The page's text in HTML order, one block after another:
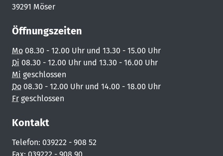
39291 Möser
Öffnungszeiten
Mo 08.30 - 12.00 Uhr und 13.30 - 15.00 Uhr
Di 08.30 - 12.00 Uhr und 13.30 - 16.00 Uhr
Mi geschlossen
Do 08.30 - 12.00 Uhr und 14.00 - 18.00 Uhr
Fr geschlossen
Kontakt
Telefon: 039222 - 908 52